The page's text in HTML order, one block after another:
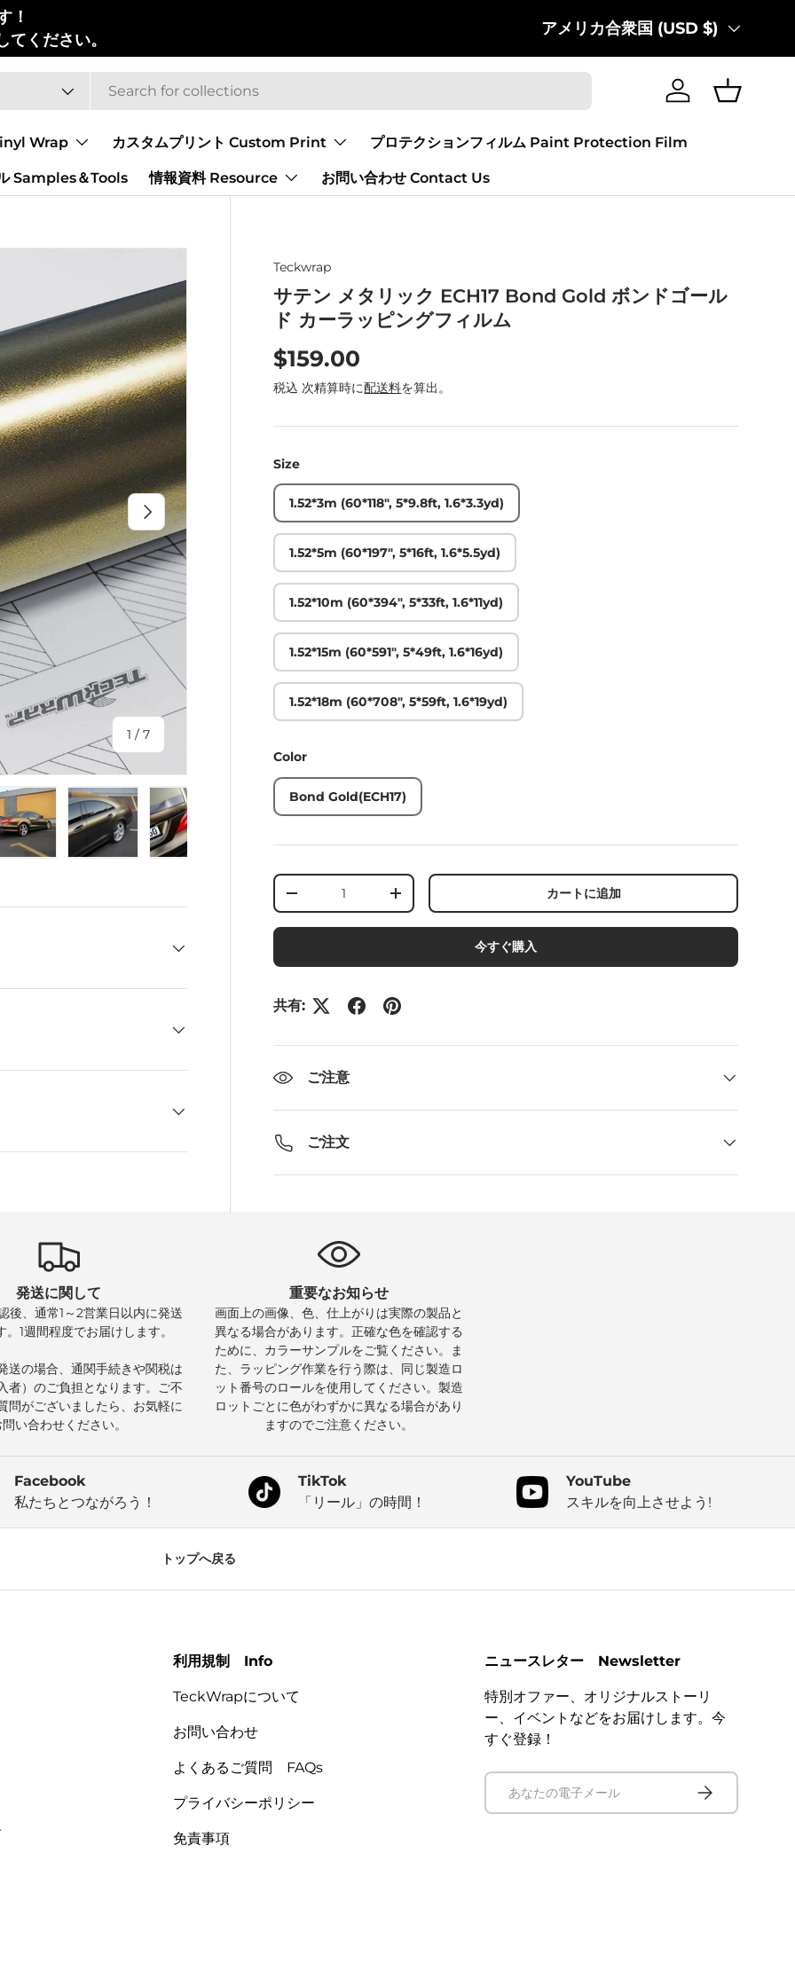
！
てください。
国/地域
アメリカ合衆国 (USD $)
ログインバスケッ
Wrap カスタムプリント Custom Print プロテクションフィルム Paint Protection Film
Samples＆Tools 情報資料 Resource お問い合わせ Contact Us
動画を再生
1 /の
7
次
Teckwrap
サテン メタリック ECH17 Bond Gold ボンドゴール
ド カーラッピングフィルム
$159.00
税込 次精算時に配送料を算出。
Size
1.52*3m (60*118", 5*9.8ft, 1.6*3.3yd)
1.52*5m (60*197", 5*16ft, 1.6*5.5yd)
1.52*10m (60*394", 5*33ft, 1.6*11yd)
1.52*15m (60*591", 5*49ft, 1.6*16yd)
1.52*18m (60*708", 5*59ft, 1.6*19yd)
Color
Bond Gold(ECH17)
数量
-
+ カートに追加
今すぐ購入
共有:
ご注意
ご注文
発送に関して
後、通常1～2営業日以内に発送
。1週間程度でお届けします。
送の場合、通関手続きや関税は
者）のご負担となります。ご不
問がございましたら、お気軽に
い合わせください。
重要なお知らせ
画面上の画像、色、仕上がりは実際の製品と
異なる場合があります。正確な色を確認する
ために、カラーサンプルをご覧ください。ま
た、ラッピング作業を行う際は、同じ製造ロ
ット番号のロールを使用してください。製造
ロットごとに色がわずかに異なる場合があり
ますのでご注意ください。
Facebook
私たちとつながろう！
TikTok
「リール」の時間！
YouTube
スキルを向上させよう!
トップへ戻る
利用規制 Info
TeckWrapについて
お問い合わせ
よくあるご質問 FAQs
プライバシーポリシー
免責事項
ニュースレター Newsletter
特別オファー、オリジナルストーリ
ー、イベントなどをお届けします。今
すぐ登録！
電子メール サブスクリプシ